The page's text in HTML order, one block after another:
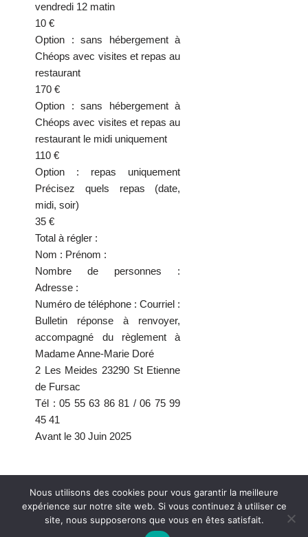
vendredi 12 matin
10 €
Option : sans hébergement à
Chéops avec visites et repas au
restaurant
170 €
Option : sans hébergement à
Chéops avec visites et repas au
restaurant le midi uniquement
110 €
Option : repas uniquement
Précisez quels repas (date,
midi, soir)
35 €
Total à régler :
Nom : Prénom :
Nombre de personnes :
Adresse :
Numéro de téléphone : Courriel :
Bulletin réponse à renvoyer,
accompagné du règlement à
Madame Anne-Marie Doré
2 Les Meides 23290 St Etienne
de Fursac
Tél : 05 55 63 86 81 / 06 75 99
45 41
Avant le 30 Juin 2025
© Association des Moulins de Nouvelle-Aquitaine |Mentions légales
| Vitaminé par
Nous utilisons des cookies pour vous garantir la meilleure
expérience sur notre site web. Si vous continuez à utiliser ce
site, nous supposerons que vous en êtes satisfait.